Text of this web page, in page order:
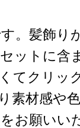
。髪飾
ットに含
てクリッ
素材感や
お願いい